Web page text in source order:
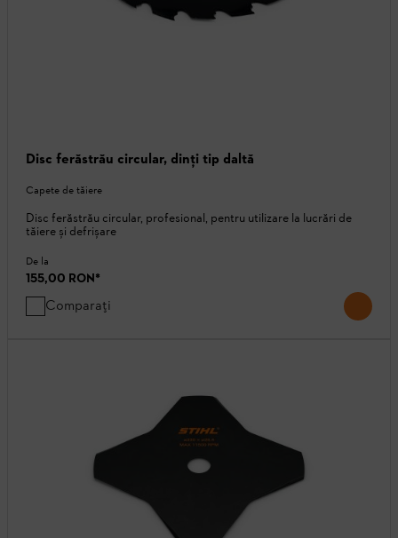
Disc ferăstrău circular, dinţi tip daltă
Capete de tăiere
Disc ferăstrău circular, profesional, pentru utilizare la lucrări de
tăiere și defrișare
De la
155,00 RON*
Comparați